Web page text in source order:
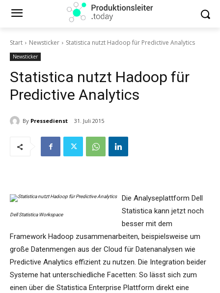
Start Newsticker Statistica nutzt Hadoop für Predictive Analytics
Newsticker
Statistica nutzt Hadoop für
Predictive Analytics
By Pressedienst 31. Juli 2015
Dell Statistica Workspace
Die Analyseplattform Dell
Statistica kann jetzt noch
besser mit dem
Framework Hadoop zusammenarbeiten, beispielsweise um
große Datenmengen aus der Cloud für Datenanalysen wie
Predictive Analytics effizient zu nutzen. Die Integration beider
Systeme hat unterschiedliche Facetten: So lässt sich zum
einen über die Statistica Enterprise Plattform direkt eine